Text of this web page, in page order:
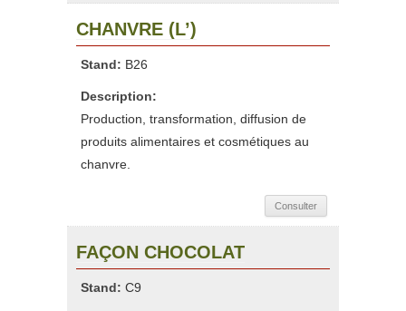
CHANVRE (L’)
Stand: B26
Description:
Production, transformation, diffusion de
produits alimentaires et cosmétiques au
chanvre.
Consulter
FAÇON CHOCOLAT
Stand: C9